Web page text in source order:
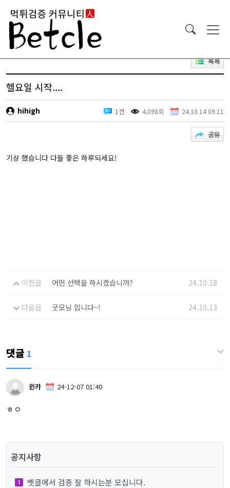
목록
헬요일 시작....
hihigh 1건 4,098회 24.10.14 09:11
공유
기상 했습니다 다들 좋은 하루되세요!
이전글 어떤 선택을 하시겠습니까? 24.10.18
다음글 굿모닝 입니다~! 24.10.13
댓글 1
윈카 24-12-07 01:40
ㅎㅇ
공지사항
벳클에서 검증 잘 하시는분 모십니다.